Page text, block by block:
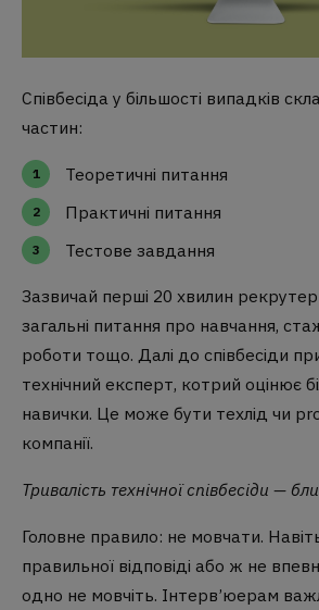
Співбесіда у більшості випадків
частин:
Теоретичні питання
Практичні питання
Тестове завдання
Зазвичай перші 20 хвилин
загальні питання про навчання,
роботи тощо. Далі до співбесіди
технічний експерт, котрий оцінює
навички. Це може бути техлід чи
компанії.
Тривалість технічної співбесіди —
Головне правило: не мовчати.
правильної відповіді або ж не
одно не мовчіть. Інтерв’юерам